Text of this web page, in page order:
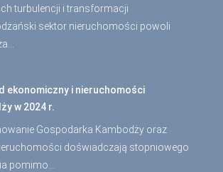
turbulencji i transformacji
sektor nieruchomości powoli
ekonomiczny i nieruchomości
w 2024 r.
Gospodarka Kambodży oraz
doświadczają stopniowego
pomimo…